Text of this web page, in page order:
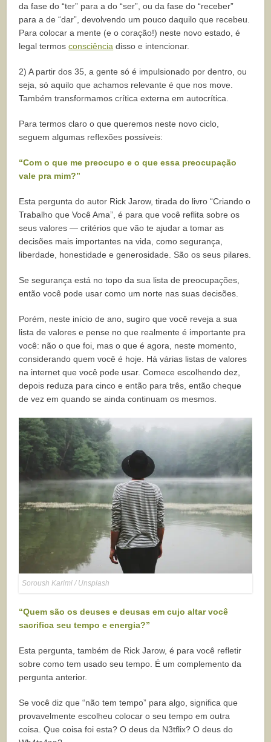
da fase do “ter” para a do “ser”, ou da fase do “receber”
para a de “dar”, devolvendo um pouco daquilo que recebeu.
Para colocar a mente (e o coração!) neste novo estado, é
legal termosconsciência disso e intencionar.
2) A partir dos 35, a gente só é impulsionado por dentro, ou
seja, só aquilo que achamos relevante é que nos move.
Também transformamos crítica externa em autocrítica.
Para termos claro o que queremos neste novo ciclo,
seguem algumas reflexões possíveis:
“Com o que me preocupo e o que essa preocupação
vale pra mim?”
Esta pergunta do autor Rick Jarow, tirada do livro “Criando o
Trabalho que Você Ama”, é para que você reflita sobre os
seus valores — critérios que vão te ajudar a tomar as
decisões mais importantes na vida, como segurança,
liberdade, honestidade e generosidade. São os seus pilares.
Se segurança está no topo da sua lista de preocupações,
então você pode usar como um norte nas suas decisões.
Porém, neste início de ano, sugiro que você reveja a sua
lista de valores e pense no que realmente é importante pra
você: não o que foi, mas o que é agora, neste momento,
considerando quem você é hoje. Há várias listas de valores
na internet que você pode usar. Comece escolhendo dez,
depois reduza para cinco e então para três, então cheque
de vez em quando se ainda continuam os mesmos.
Soroush Karimi / Unsplash
“Quem são os deuses e deusas em cujo altar você
sacrifica seu tempo e energia?”
Esta pergunta, também de Rick Jarow, é para você refletir
sobre como tem usado seu tempo. É um complemento da
pergunta anterior.
Se você diz que “não tem tempo” para algo, significa que
provavelmente escolheu colocar o seu tempo em outra
coisa. Que coisa foi esta? O deus da N3tflix? O deus do